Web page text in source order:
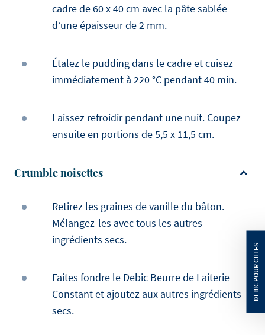
cadre de 60 x 40 cm avec la pâte sablée
d’une épaisseur de 2 mm.
Étalez le pudding dans le cadre et cuisez
immédiatement à 220 °C pendant 40 min.
Laissez refroidir pendant une nuit. Coupez
ensuite en portions de 5,5 x 11,5 cm.
Crumble noisettes
Retirez les graines de vanille du bâton.
Mélangez-les avec tous les autres
ingrédients secs.
Faites fondre le Debic Beurre de Laiterie
Constant et ajoutez aux autres ingrédients
secs.